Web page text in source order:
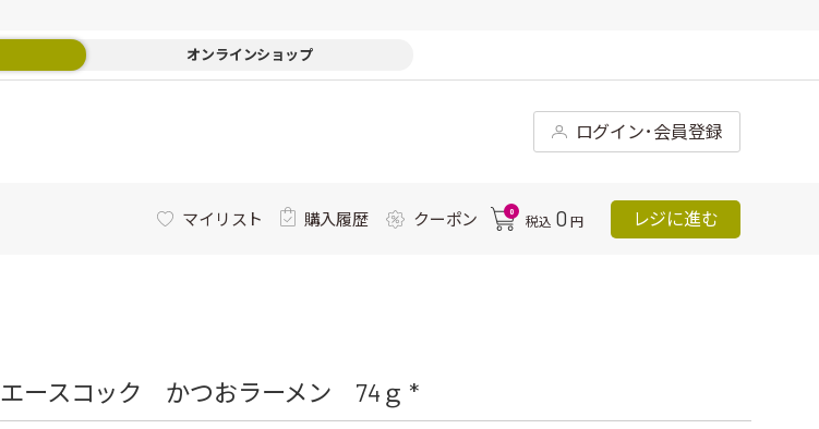
オンラインショップ
ログイン･会員登録
マイリスト 購入履歴 クーポン 0
税込 0 円 レジに進む
エースコック かつおラーメン 74ｇ *